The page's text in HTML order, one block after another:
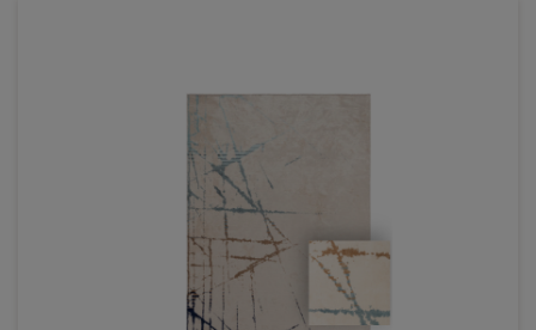
DO KOSZYKA